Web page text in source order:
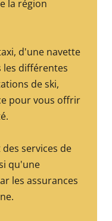
la région
d'une navette
différentes
de ski,
pour vous offrir
services de
qu'une
les assurances